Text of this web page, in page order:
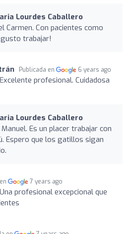
Lourdes Caballero
Carmen. Con pacientes como
trabajar!
Publicada en 6 years ago
Excelente profesional. Cuidadosa
Lourdes Caballero
Es un placer trabajar con
Espero que los gatillos sigan
7 years ago
Una profesional excepcional que